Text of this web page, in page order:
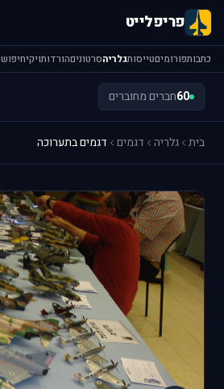
פריפלייט
כתבותפורומיםטייסותגלריהסרטוניםהורדותויקיחיפוש
60חברים מחוברים
בית גלריה דגמים דגמים בתערוכה